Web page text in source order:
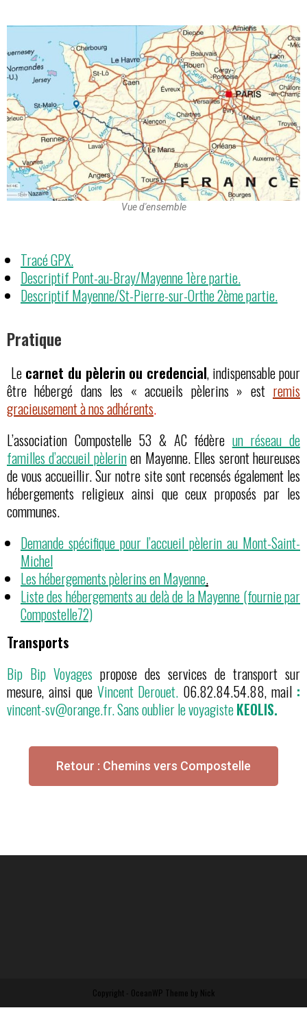
Vue d'ensemble
Tracé GPX.
Descriptif Pont-au-Bray/Mayenne 1ère partie.
Descriptif Mayenne/St-Pierre-sur-Orthe 2ème partie.
Pratique
Le carnet du pèlerin ou credencial, indispensable pour
être hébergé dans les « accueils pèlerins » est remis
gracieusement ànos adhérents.
L’association Compostelle 53 & AC fédère un réseau de
familles d’accueil pèlerinen Mayenne. Elles seront heureuses
de vous accueillir. Sur notre site sont recensés également les
hébergements religieux ainsi que ceux proposés par les
communes.
Demande spécifique pour l’accueil pèlerin au Mont-Saint-
Michel
Les hébergements pèlerins en Mayenne.
Liste des hébergements au delà de la Mayenne (fournie par
Compostelle72)
Transports
Bip Bip Voyages propose des services de transport sur
mesure, ainsi que Vincent Derouet. 06.82.84.54.88, mail :
vincent-sv@orange.fr.Sans oublier le voyagisteKEOLIS.
Retour : Chemins vers Compostelle
Copyright - OceanWP Theme by Nick